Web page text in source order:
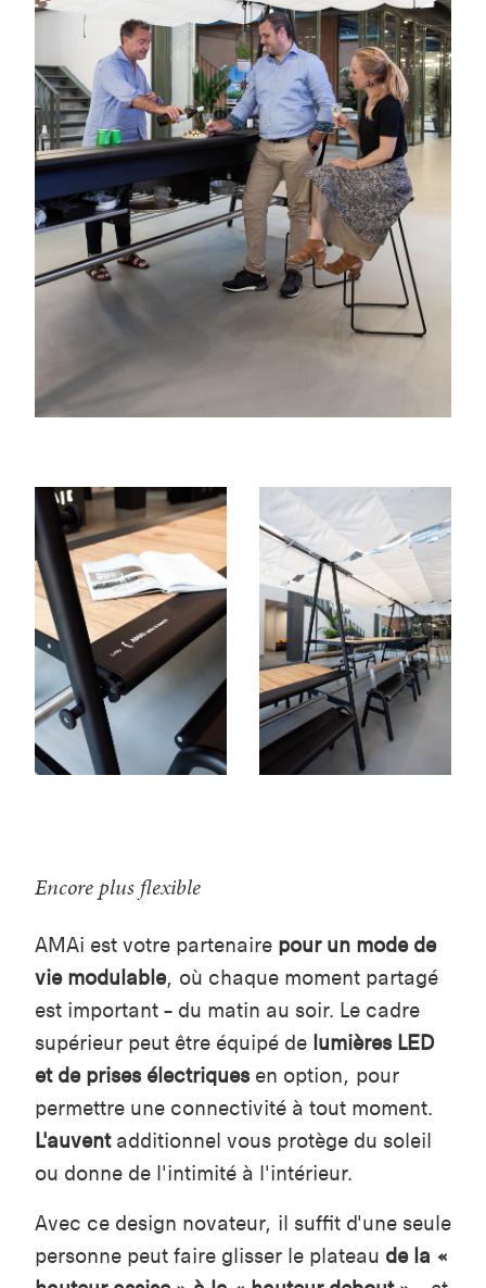
Encore plus flexible
AMAi est votre partenaire pour un mode de
vie modulable, où chaque moment partagé
est important – du matin au soir. Le cadre
supérieur peut être équipé de lumières LED
et de prises électriquesen option, pour
permettre une connectivité à tout moment.
L'auvent additionnel vous protège du soleil
ou donne de l'intimité à l'intérieur.
Avec ce design novateur, il suffit d'une seule
personne peut faire glisser le plateau de la «